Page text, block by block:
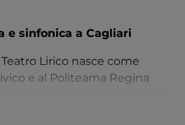
e sinfonica a Cagliari
Teatro Lirico nasce come
e al Politeama Regina
omonima, che si